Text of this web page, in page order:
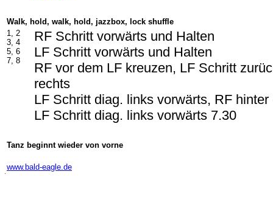
Walk, hold, walk, hold, jazzbox, lock shuffle
1, 2
3, 4
5, 6
7, 8
RF Schritt vorwärts und Halten
LF Schritt vorwärts und Halten
RF vor dem LF kreuzen, LF Schritt
rechts
LF Schritt diag. links vorwärts, RF
LF Schritt diag. links vorwärts 7.30
Tanz beginnt wieder von vorne
www.bald-eagle.de